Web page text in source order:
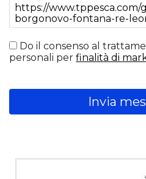
Do il consenso al
personali perfinalità di
Invia